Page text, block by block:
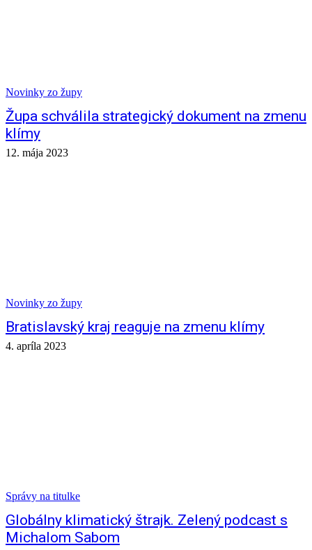
Novinky zo župy
Župa schválila strategický dokument na zmenu
klímy
12. mája 2023
Novinky zo župy
Bratislavský kraj reaguje na zmenu klímy
4. apríla 2023
Správy na titulke
Globálny klimatický štrajk. Zelený podcast s
Michalom Sabom